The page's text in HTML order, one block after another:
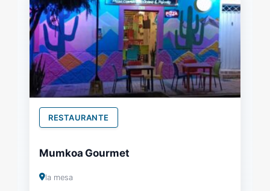
RESTAURANTE
Mumkoa Gourmet
la mesa